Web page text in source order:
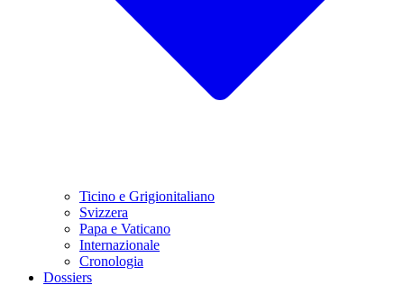
Ticino e Grigionitaliano
Svizzera
Papa e Vaticano
Internazionale
Cronologia
Dossiers